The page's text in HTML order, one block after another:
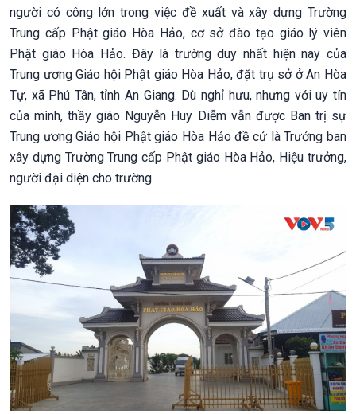
người có công lớn trong việc đề xuất và xây dựng Trường
Trung cấp Phật giáo Hòa Hảo, cơ sở đào tạo giáo lý viên
Phật giáo Hòa Hảo. Đây là trường duy nhất hiện nay của
Trung ương Giáo hội Phật giáo Hòa Hảo, đặt trụ sở ở An Hòa
Tự, xã Phú Tân, tỉnh An Giang. Dù nghỉ hưu, nhưng với uy tín
của mình, thầy giáo Nguyễn Huy Diễm vẫn được Ban trị sự
Trung ương Giáo hội Phật giáo Hòa Hảo đề cử là Trưởng ban
xây dựng Trường Trung cấp Phật giáo Hòa Hảo, Hiệu trưởng,
người đại diện cho trường.